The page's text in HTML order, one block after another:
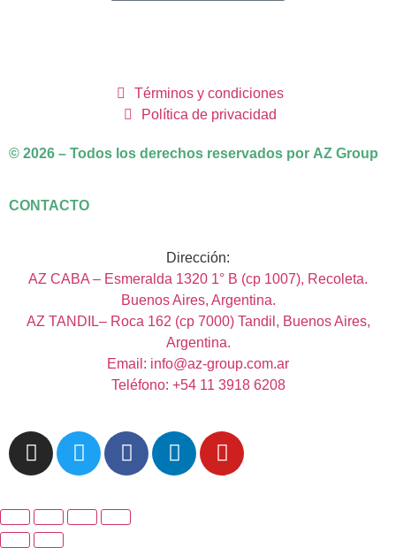
Términos y condiciones
Política de privacidad
© 2026 – Todos los derechos reservados por AZ Group
CONTACTO
Dirección:
AZ CABA – Esmeralda 1320 1° B (cp 1007), Recoleta.
Buenos Aires, Argentina.
AZ TANDIL– Roca 162 (cp 7000) Tandil, Buenos Aires,
Argentina.
Email: info@az-group.com.ar
Teléfono: +54 11 3918 6208